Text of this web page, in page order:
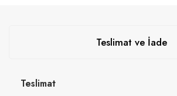
Teslimat ve İade
Teslimat